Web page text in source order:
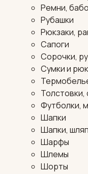
Ремни,
Рубашки
Рюкзаки,
Сапоги
Сорочки,
Сумки и
Толстовки,
Футболки,
Шапки
Шапки,
Шарфы
Шлемы
Шорты